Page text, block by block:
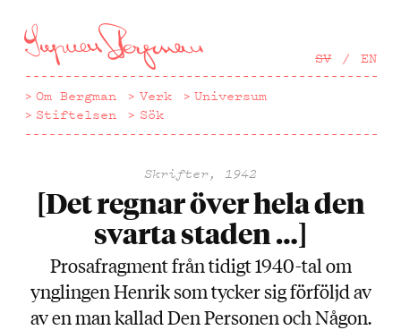
till
huvudinnehåll
SV EN
Om Bergman Verk
Universum
Stiftelsen
Sök
Skrifter, 1942
[Det regnar över hela den
svarta staden …]
Prosafragment från tidigt 1940-tal om
ynglingen Henrik som tycker sig förföljd av
av en man kallad Den Personen och Någon.